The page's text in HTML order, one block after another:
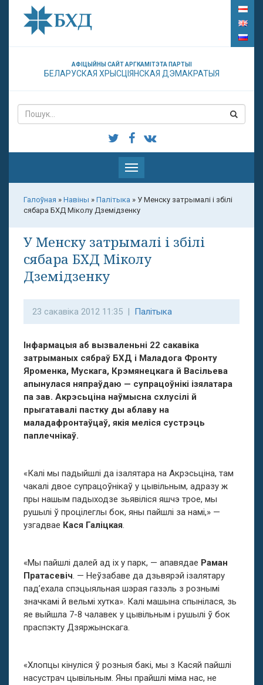
АФІЦЫЙНЫ САЙТ АРГКАМІТЭТА ПАРТЫІ
БЕЛАРУСКАЯ ХРЫСЦІЯНСКАЯ ДЭМАКРАТЫЯ
Паказаць
меню
Галоўная » Навіны » Палітыка » У Менску затрымалі і збілі
сябара БХД Міколу Дземідзенку
У Менску затрымалі і збілі
сябара БХД Міколу
Дземідзенку
23 сакавіка 2012 11:35 | Палітыка
Інфармацыя аб вызваленьні 22 сакавіка
затрыманых сябраў БХД і Маладога Фронту
Яроменка, Мускага, Крэмянецкага й Васільева
апынулася няпраўдаю — супрацоўнікі ізялатара
па зав. Акрэсьціна наўмысна схлусілі й
прыгатавалі пастку ды аблаву на
маладафронтаўцаў, якія меліся сустрэць
паплечнікаў.
«Калі мы падыйшлі да ізалятара на Акрэсьціна, там
чакалі двое супрацоўнікаў у цывільным, адразу ж
пры нашым падыходзе зьявіліся яшчэ трое, мы
рушылі ў процілеглы бок, яны пайшлі за намі,» —
узгадвае Кася Галіцкая.
«Мы пайшлі далей ад іх у парк, — апавядае Раман
Пратасевіч. — Неўзабаве да дзьвярэй ізалятару
пад’ехала спэцыяльная шэрая газэль з рознымі
значкамі й вельмі хутка». Калі машына спынілася, зь
яе выйшла 7-8 чалавек у цывільным і рушылі ў бок
праспэкту Дзяржынскага.
«Хлопцы кінуліся ў розныя бакі, мы з Касяй пайшлі
насустрач цывільным. Яны прайшлі міма нас, не